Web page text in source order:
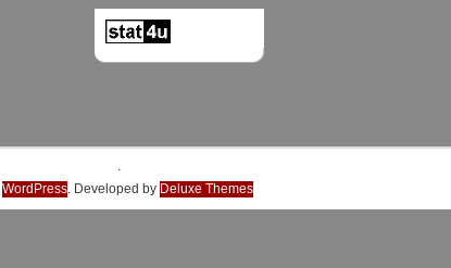
.
WordPress. Developed by Deluxe Themes